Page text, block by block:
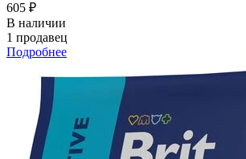
605 ₽
В наличии
1 продавец
Подробнее